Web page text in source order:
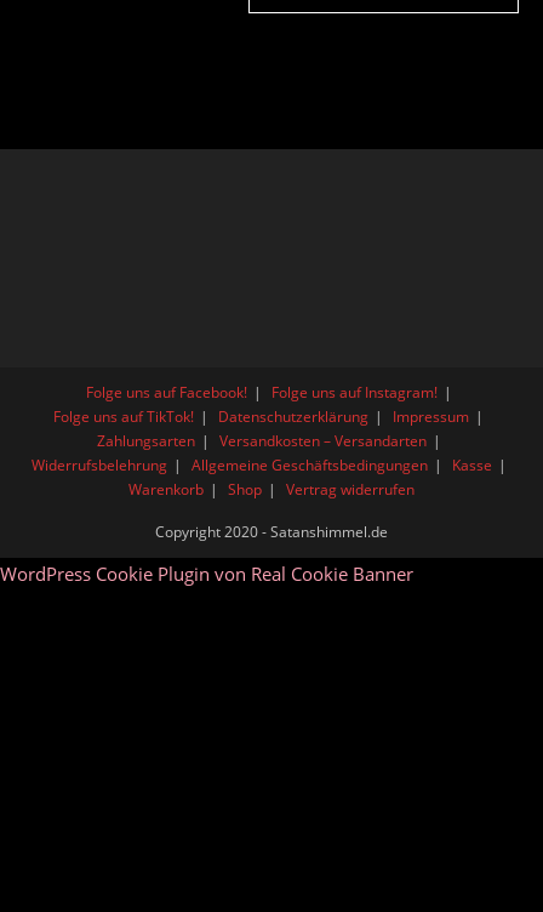
Folge uns auf Facebook!
Folge uns auf Instagram!
Folge uns auf TikTok!
Datenschutzerklärung
Impressum
Zahlungsarten
Versandkosten – Versandarten
Widerrufsbelehrung
Allgemeine Geschäftsbedingungen
Kasse
Warenkorb
Shop Vertrag widerrufen
Copyright 2020 - Satanshimmel.de
WordPress Cookie Plugin von Real Cookie Banner